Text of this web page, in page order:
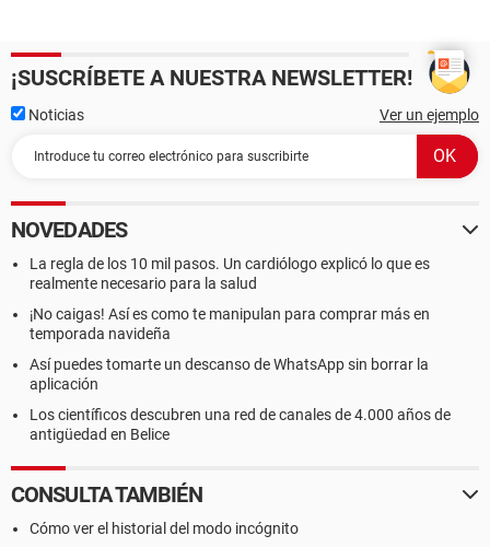
¡SUSCRÍBETE A NUESTRA NEWSLETTER!
Noticias Ver un ejemplo
NOVEDADES
La regla de los 10 mil pasos. Un cardiólogo explicó lo que es
realmente necesario para la salud
¡No caigas! Así es como te manipulan para comprar más en
temporada navideña
Así puedes tomarte un descanso de WhatsApp sin borrar la
aplicación
Los científicos descubren una red de canales de 4.000 años de
antigüedad en Belice
CONSULTA TAMBIÉN
Cómo ver el historial del modo incógnito